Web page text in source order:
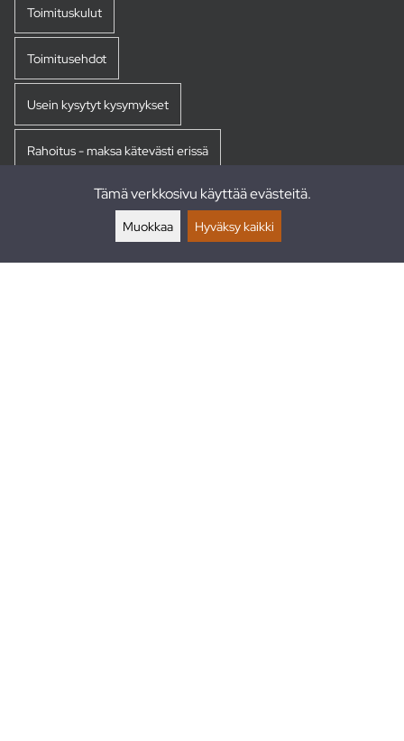
Toimituskulut
Toimitusehdot
Usein kysytyt kysymykset
Rahoitus - maksa kätevästi erissä
Tämä verkkosivu käyttää evästeitä.
Muokkaa Hyväksy kaikki